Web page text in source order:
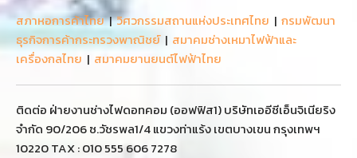
สภาหอการค้าไทย|วิศวกรรมสถานแห่งประเทศไทย | กรมพัฒนา
ธุรกิจการค้ากระทรวงพาณิชย์| สมาคมช่างเหมาไฟฟ้าและ
เครื่องกลไทย | สมาคมยานยนต์ไฟฟ้าไทย
ติดต่อ ฝ่ายงานช่างไฟดอทคอม (ออฟฟิส1) บริษัทเออีซีเอ็นจิเนียริง
จำกัด 90/206 ซ.วัชรพล1/4 แขวงท่าแร้ง เขตบางเขน กรุงเทพฯ
10220 TAX : 010 555 606 7278